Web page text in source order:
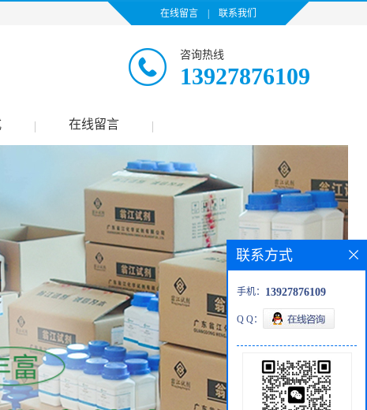
在线留言 联系我们
咨询热线
13927876109
在线留言
联系方式
手机： 13927876109
Q Q：